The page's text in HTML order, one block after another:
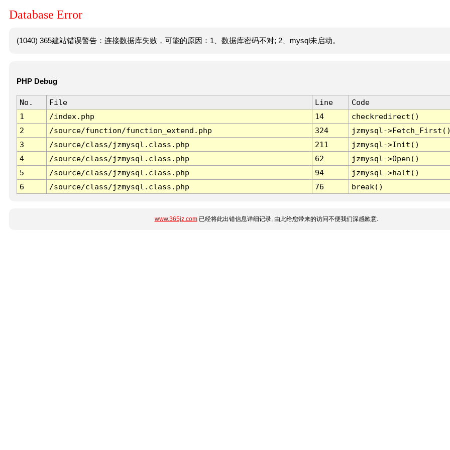
Database Error
(1040) 365建站错误警告：连接数据库失败，可能的原因：1、数据库密码不对; 2、mysql未启动。
PHP Debug
No. File Line
Code
1
/index.php 14
checkredirect()
2
/source/function/function_extend.php 324
jzmysql-
3
/source/class/jzmysql.class.php 211
jzmysql->Init()
4
/source/class/jzmysql.class.php 62
jzmysql->Open()
5
/source/class/jzmysql.class.php 94
jzmysql->halt()
6
/source/class/jzmysql.class.php 76 break()
www.365jz.com已经将此出错信息详细记录, 由此给您带来的访问不便我们深感歉意.